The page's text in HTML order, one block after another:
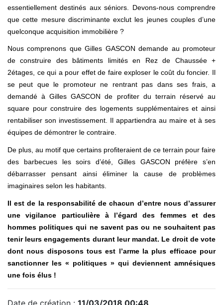
essentiellement destinés aux séniors. Devons-nous comprendre
que cette mesure discriminante exclut les jeunes couples d’une
quelconque acquisition immobilière ?
Nous comprenons que Gilles GASCON demande au promoteur
de construire des bâtiments limités en Rez de Chaussée +
2étages, ce qui a pour effet de faire exploser le coût du foncier. Il
se peut que le promoteur ne rentrant pas dans ses frais, a
demandé à Gilles GASCON de profiter du terrain réservé au
square pour construire des logements supplémentaires et ainsi
rentabiliser son investissement. Il appartiendra au maire et à ses
équipes de démontrer le contraire.
De plus, au motif que certains profiteraient de ce terrain pour faire
des barbecues les soirs d’été, Gilles GASCON préfère s’en
débarrasser pensant ainsi éliminer la cause de problèmes
imaginaires selon les habitants.
Il est de la responsabilité de chacun d’entre nous d’assurer
une vigilance particulière à l’égard des femmes et des
hommes politiques qui ne savent pas ou ne souhaitent pas
tenir leurs engagements durant leur mandat. Le droit de vote
dont nous disposons tous est l’arme la plus efficace pour
sanctionner les « politiques » qui deviennent amnésiques
une fois élus !
Date de création : 11/03/2018 00:48